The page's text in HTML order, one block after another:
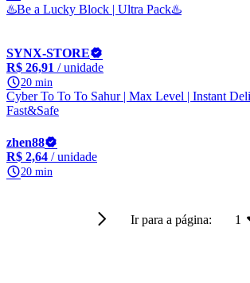
♨️Be a Lucky Block | Ultra Pack♨️
SYNX-STORE
R$ 26,91 / unidade
20 min
Cyber To To To Sahur | Max Level | Instant
Fast&Safe
zhen88
R$ 2,64 / unidade
20 min
Ir para a página: 1